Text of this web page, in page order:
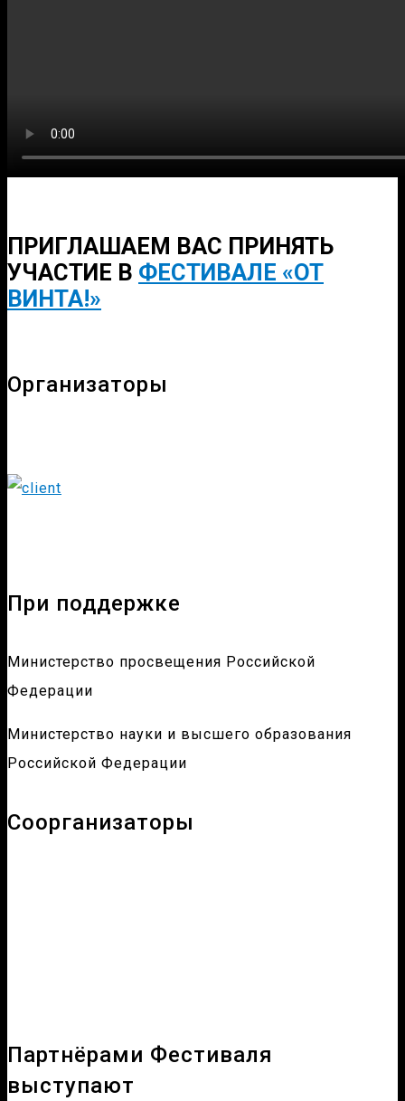
ПРИГЛАШАЕМ ВАС ПРИНЯТЬ
УЧАСТИЕ В ФЕСТИВАЛЕ «ОТ
ВИНТА!»
Организаторы
При поддержке
Министерство просвещения Российской
Федерации
Министерство науки и высшего образования
Российской Федерации
Соорганизаторы
Партнёрами Фестиваля
выступают